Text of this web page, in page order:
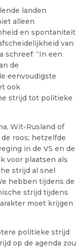
landen
alleen
en spontaniteit
van
schreef: “In een
de
eenvoudigste
ook
strijd tot politieke
Wit-Rusland of
roos; hetzelfde
in de VS en de
voor plaatsen als
strijd al snel
hebben tijdens de
strijd tijdens
moet krijgen
politieke strijd
op de agenda zou